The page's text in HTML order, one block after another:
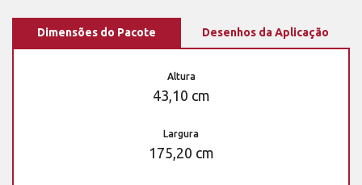
Dimensões do Pacote Desenhos da Aplicação
Altura
43,10 cm
Largura
175,20 cm